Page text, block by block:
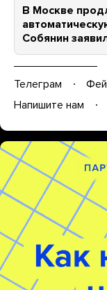
В Москве
Собянин
Телеграм
Напишите нам